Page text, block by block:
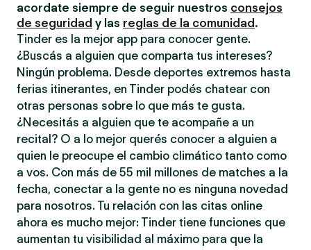
acordate siempre de seguir nuestros consejos
de seguridad y las reglas de la comunidad .
Tinder es la mejor app para conocer gente.
¿Buscás a alguien que comparta tus intereses?
Ningún problema. Desde deportes extremos hasta
ferias itinerantes, en Tinder podés chatear con
otras personas sobre lo que más te gusta.
¿Necesitás a alguien que te acompañe a un
recital? O a lo mejor querés conocer a alguien a
quien le preocupe el cambio climático tanto como
a vos. Con más de 55 mil millones de matches a la
fecha, conectar a la gente no es ninguna novedad
para nosotros. Tu relación con las citas online
ahora es mucho mejor: Tinder tiene funciones que
aumentan tu visibilidad al máximo para que la